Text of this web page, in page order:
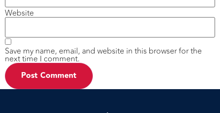
Website
Save my name, email, and website in this browser for the
next time I comment.